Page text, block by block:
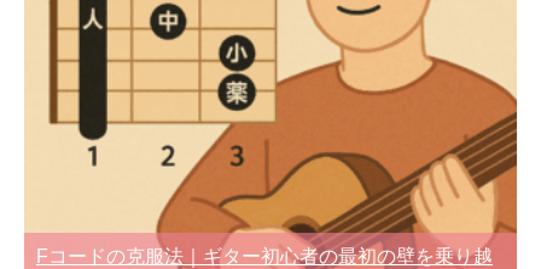
Fコードの克服法｜ギター初心者の最初の壁を乗り越